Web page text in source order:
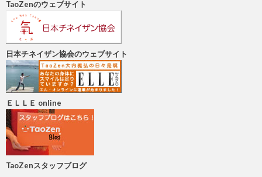
TaoZenのウェブサイト
日本チネイザン協会のウェブサイト
ＥＬＬＥ online
TaoZenスタッフブログ